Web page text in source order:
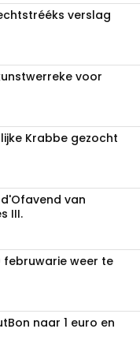
verslag
voor
Krabbe gezocht
van
III.
februwarie weer te
naar 1 euro en